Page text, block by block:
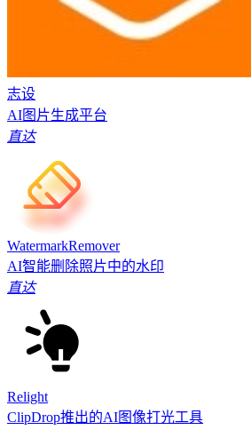
志设
AI图片生成平台
直达
WatermarkRemover
AI智能删除照片中的水印
直达
Relight
ClipDrop推出的AI图像打光工具